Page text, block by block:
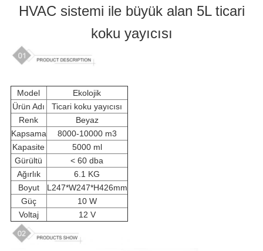
TEKLIF
ISTEĞI
SITE
HARITASI
GIZLILIK
POLITIKASI
HVAC sistemi ile büyük alan 5L ticari
koku yayıcısı
Model
Ekolojik
Ürün Adı
Ticari koku yayıcısı
Renk
Beyaz
Kapsama
8000-10000 m3
Kapasite
5000 ml
Gürültü
< 60 dba
Ağırlık
6.1 KG
Boyut
L247*W247*H426mm
Güç
10 W
Voltaj
12 V